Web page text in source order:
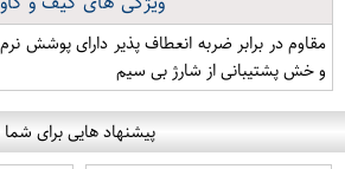
مقاوم در برابر ضربه انعطاف پذیر دارای پوشش
و خش پشتیبانی از شارژ بی سیم
پیشنهاد هایی برای شما